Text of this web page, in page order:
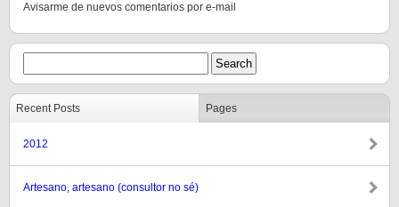
Avisarme de nuevos comentarios por e-mail
Recent Posts Pages
2012
Artesano, artesano (consultor no sé)